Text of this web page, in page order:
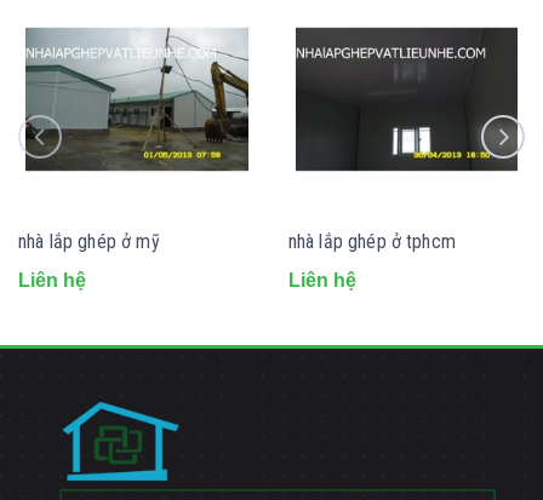
nhà lắp ghép ở mỹ
Liên hệ
nhà lắp ghép ở tphcm
Liên hệ